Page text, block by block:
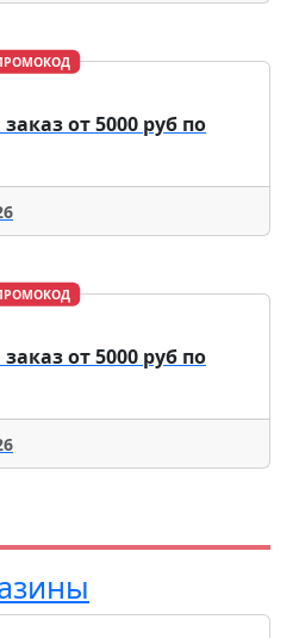
от 5000 руб по
от 5000 руб по